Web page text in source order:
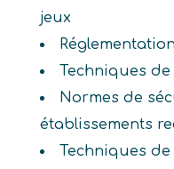
jeux
Techniques
Normes de
établissements
Techniques